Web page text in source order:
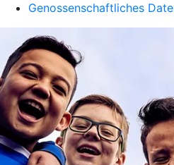
Genossenschaftliches